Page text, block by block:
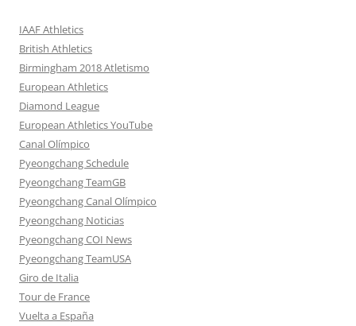
IAAF Athletics
British Athletics
Birmingham 2018 Atletismo
European Athletics
Diamond League
European Athletics YouTube
Canal Olímpico
Pyeongchang Schedule
Pyeongchang TeamGB
Pyeongchang Canal Olímpico
Pyeongchang Noticias
Pyeongchang COI News
Pyeongchang TeamUSA
Giro de Italia
Tour de France
Vuelta a España